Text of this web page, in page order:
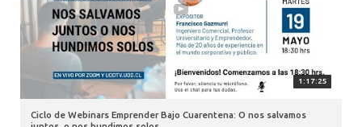
1:17:25
Ciclo de Webinars Emprender Bajo Cuarentena: O nos salvamos